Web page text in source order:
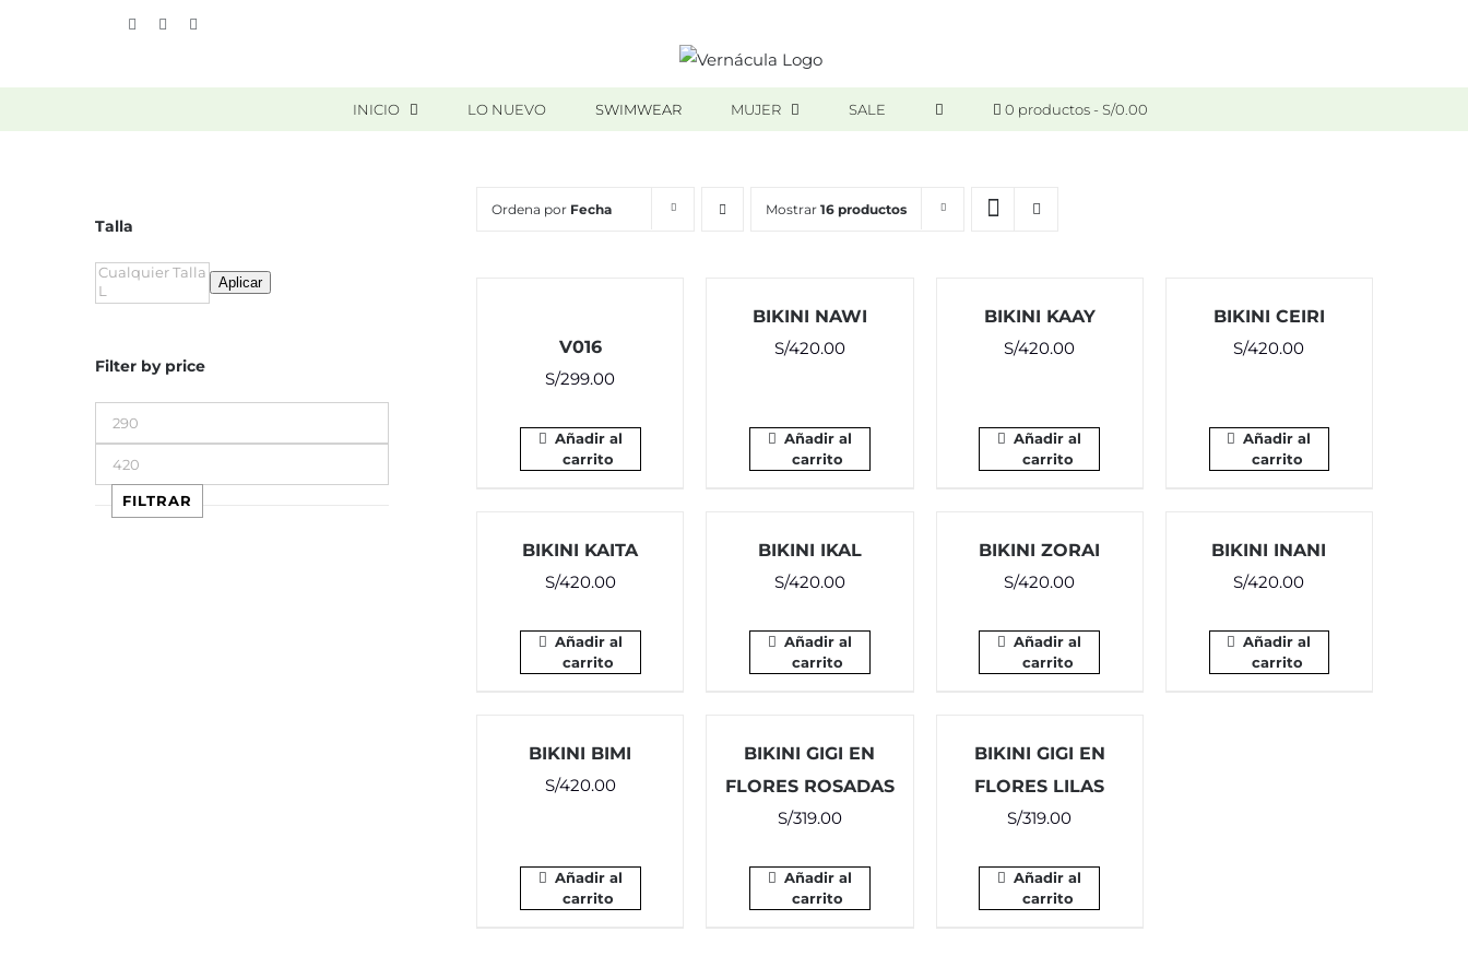
Vimeo Facebook
INICIO LO NUEVO SWIMWEAR MUJER SALE 0 productos S/0.00
Ordena por Fecha Mostrar16 productos
V016
S/299.00
Añadir al
carrito
BIKINI NAWI
S/420.00
Añadir al
carrito
BIKINI KAAY
S/420.00
Añadir al
carrito
BIKINI CEIRI
S/420.00
Añadir al
carrito
BIKINI KAITA
S/420.00
Añadir al
carrito
BIKINI IKAL
S/420.00
Añadir al
carrito
BIKINI ZORAI
S/420.00
Añadir al
carrito
BIKINI INANI
S/420.00
Añadir al
carrito
BIKINI BIMI
S/420.00
Añadir al
carrito
BIKINI GIGI EN
FLORES ROSADAS
S/319.00
Añadir al
carrito
BIKINI GIGI EN
FLORES LILAS
S/319.00
Añadir al
carrito
Talla
Aplicar
Filter by price
Precio
mínimo
Precio
máximo
FILTRAR